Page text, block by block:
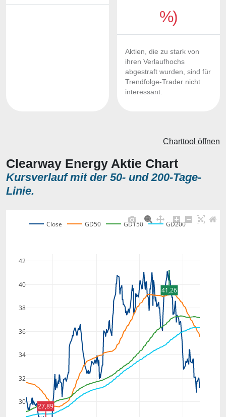
%)
Aktien, die zu stark von
ihren Verlaufhochs
abgestraft wurden, sind für
Trendfolge-Trader nicht
interessant.
Clearway Energy Aktie Chart
Kursverlauf mit der 50- und 200-Tage-
Linie.
Charttool öffnen
30
32
34
36
38
40
42
Close GD50 GD150 GD200
41,26
27,89